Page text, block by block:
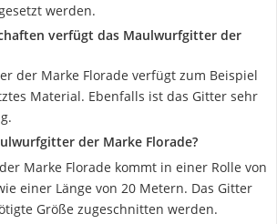
werden.
verfügt das Maulwurfgitter der
der Marke Florade verfügt zum Beispiel
Material. Ebenfalls ist das Gitter sehr
der Marke Florade?
Marke Florade kommt in einer Rolle von
einer Länge von 20 Metern. Das Gitter
Größe zugeschnitten werden.